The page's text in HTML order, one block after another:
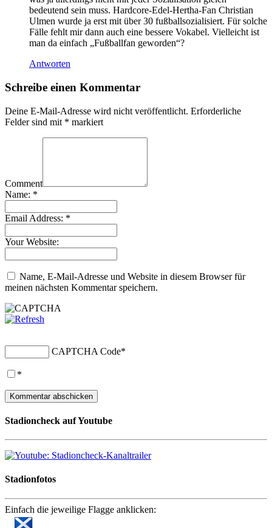
bedeutend sein muss. Hardcore-Edel-Hertha-Fan Christian
Ulmen wurde ja erst mit über 30 fußballsozialisiert. Für solche
Fälle fehlt mir dann auch eine bessere Vokabel. Vielleicht ist
man da einfach „Fußballfan geworden“?
Antworten
Schreibe einen Kommentar
Deine E-Mail-Adresse wird nicht veröffentlicht. Erforderliche
Felder sind mit * markiert
Comment
Name: *
Email Address: *
Your Website:
Name, E-Mail-Adresse und Website in diesem Browser für
meinen nächsten Kommentar speichern.
CAPTCHA Code*
*
Stadioncheck auf Youtube
Stadionfotos
Einfach die jeweilige Flagge anklicken: